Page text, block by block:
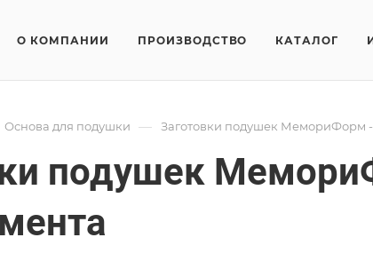
О КОМПАНИИ ПРОИЗВОДСТВО КАТАЛОГ
Основа для подушки — Заготовки подушек МемориФорм
подушек